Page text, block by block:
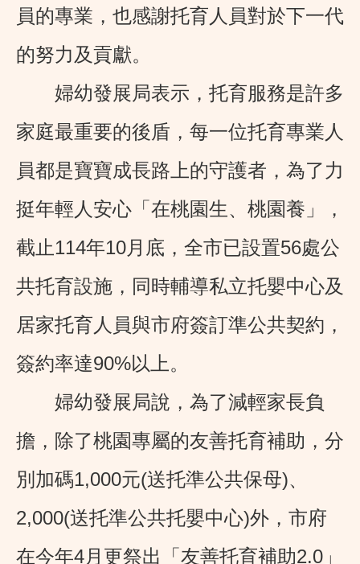
員的專業，也感謝托育人員對於下一代
的努力及貢獻。
婦幼發展局表示，托育服務是許多
家庭最重要的後盾，每一位托育專業人
員都是寶寶成長路上的守護者，為了力
挺年輕人安心「在桃園生、桃園養」，
截止114年10月底，全市已設置56處公
共托育設施，同時輔導私立托嬰中心及
居家托育人員與市府簽訂準公共契約，
簽約率達90%以上。
婦幼發展局說，為了減輕家長負
擔，除了桃園專屬的友善托育補助，分
別加碼1,000元(送托準公共保母)、
2,000(送托準公共托嬰中心)外，市府
在今年4月更祭出「友善托育補助2.0」